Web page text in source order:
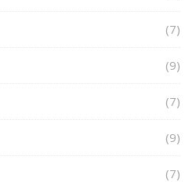
(7)
(9)
(7)
(9)
(7)